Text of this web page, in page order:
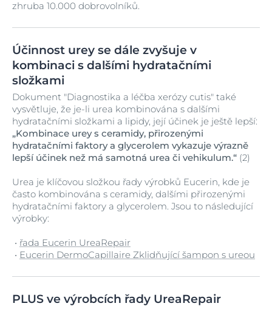
zhruba 10.000 dobrovolníků.
Účinnost urey se dále zvyšuje v
kombinaci s dalšími hydratačními
složkami
Dokument "Diagnostika a léčba xerózy cutis" také
vysvětluje, že je-li urea kombinována s dalšími
hydratačními složkami a lipidy, její účinek je ještě lepší:
„Kombinace urey s ceramidy, přirozenými
hydratačními faktory a glycerolem vykazuje výrazně
lepší účinek než má samotná urea či vehikulum.“ (2)
Urea je klíčovou složkou řady výrobků Eucerin, kde je
často kombinována s ceramidy, dalšími přirozenými
hydratačními faktory a glycerolem. Jsou to následující
výrobky:
• řada Eucerin UreaRepair
• Eucerin DermoCapillaire Zklidňující šampon s ureou
PLUS ve výrobcích řady UreaRepair